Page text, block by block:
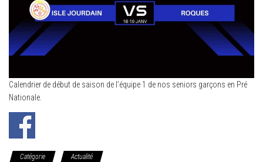
Calendrier de début de saison de l’équipe 1 de nos seniors garçons en Pré
Nationale.
Catégorie Actualité